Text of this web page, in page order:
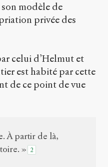
son modèle de
privée des
celui d’Helmut et
est habité par cette
de ce point de vue
À partir de là,
» 2